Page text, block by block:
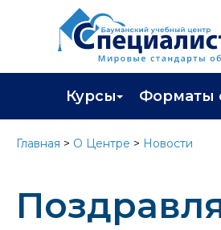
Курсы
Каталог курсов
Профессиональная
Форматы
Главная > О Центре > Новости